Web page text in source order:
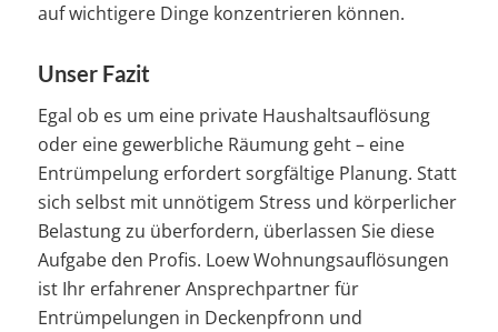
auf wichtigere Dinge konzentrieren können.
Unser Fazit
Egal ob es um eine private Haushaltsauflösung
oder eine gewerbliche Räumung geht – eine
Entrümpelung erfordert sorgfältige Planung. Statt
sich selbst mit unnötigem Stress und körperlicher
Belastung zu überfordern, überlassen Sie diese
Aufgabe den Profis. Loew Wohnungsauflösungen
ist Ihr erfahrener Ansprechpartner für
Entrümpelungen in Deckenpfronn und